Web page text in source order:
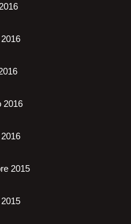
2016
2015